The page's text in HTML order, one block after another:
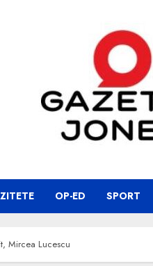
OP-ED SPORT
Mircea Lucescu